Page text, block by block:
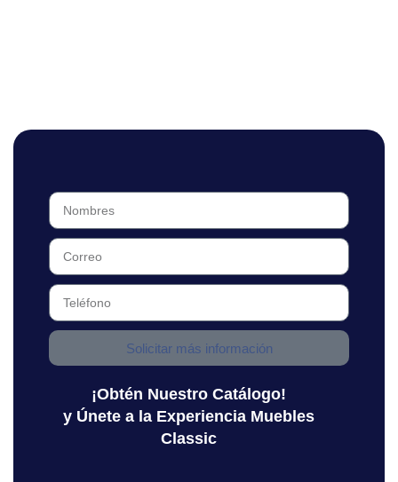
Solicitar más información
¡Obtén Nuestro Catálogo!
y Únete a la Experiencia Muebles
Classic